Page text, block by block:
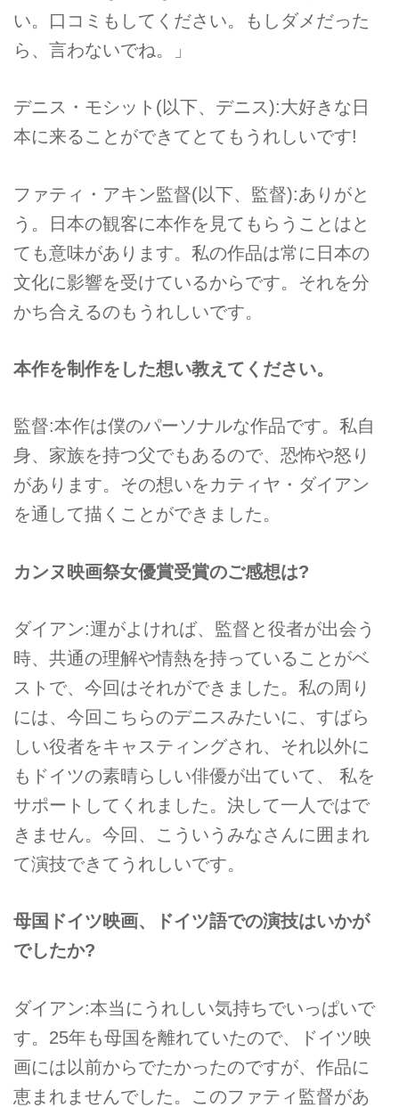
い。口コミもしてください。もしダメだった
ら、言わないでね。」
デニス・モシット(以下、デニス):大好きな日
本に来ることができてとてもうれしいです!
ファティ・アキン監督(以下、監督):ありがと
う。日本の観客に本作を見てもらうことはと
ても意味があります。私の作品は常に日本の
文化に影響を受けているからです。それを分
かち合えるのもうれしいです。
本作を制作をした想い教えてください。
監督:本作は僕のパーソナルな作品です。私自
身、家族を持つ父でもあるので、恐怖や怒り
があります。その想いをカティヤ・ダイアン
を通して描くことができました。
カンヌ映画祭女優賞受賞のご感想は?
ダイアン:運がよければ、監督と役者が出会う
時、共通の理解や情熱を持っていることがベ
ストで、今回はそれができました。私の周り
には、今回こちらのデニスみたいに、すばら
しい役者をキャスティングされ、それ以外に
もドイツの素晴らしい俳優が出ていて、 私を
サポートしてくれました。決して一人ではで
きません。今回、こういうみなさんに囲まれ
て演技できてうれしいです。
母国ドイツ映画、ドイツ語での演技はいかが
でしたか?
ダイアン:本当にうれしい気持ちでいっぱいで
す。25年も母国を離れていたので、ドイツ映
画には以前からでたかったのですが、作品に
恵まれませんでした。このファティ監督があ